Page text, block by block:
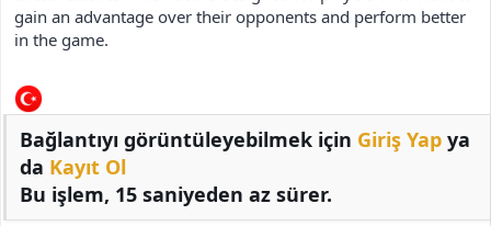
gain an advantage over their opponents and perform better
in the game.
Bağlantıyı görüntüleyebilmek için Giriş Yap ya
da Kayıt Ol
Bu işlem, 15 saniyeden az sürer.